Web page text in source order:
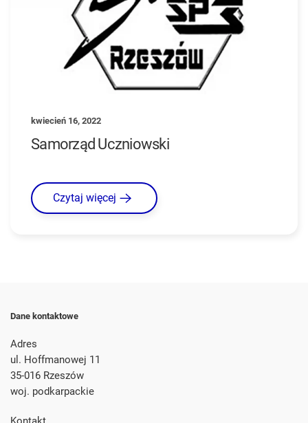
kwiecień 16, 2022
Samorząd Uczniowski
Czytaj więcej
Dane kontaktowe
Adres
ul. Hoffmanowej 11
35-016 Rzeszów
woj. podkarpackie